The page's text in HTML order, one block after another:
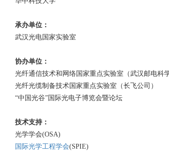
承办单位：
武汉光电国家实验室
协办单位：
光纤通信技术和网络国家重点实验室（武汉邮电科
光纤光缆制备技术国家重点实验室（长飞公司）
“中国光谷”国际光电子博览会暨论坛
技术支持：
光学学会(OSA)
国际光学工程学会(SPIE)